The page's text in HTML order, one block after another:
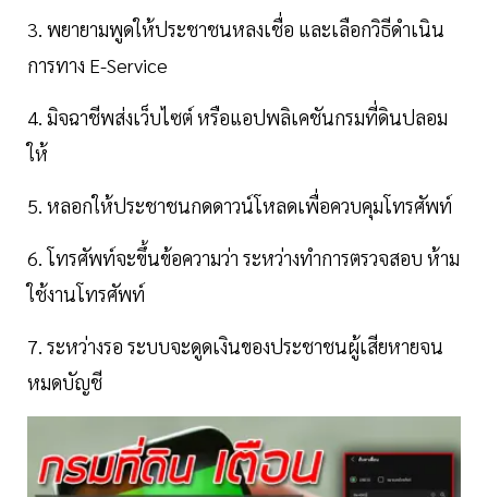
3. พยายามพูดให้ประชาชนหลงเชื่อ และเลือกวิธีดำเนิน
การทาง E-Service
4. มิจฉาชีพส่งเว็บไซต์ หรือแอปพลิเคชันกรมที่ดินปลอม
ให้
5. หลอกให้ประชาชนกดดาวน์โหลดเพื่อควบคุมโทรศัพท์
6. โทรศัพท์จะขึ้นข้อความว่า ระหว่างทำการตรวจสอบ ห้าม
ใช้งานโทรศัพท์
7. ระหว่างรอ ระบบจะดูดเงินของประชาชนผู้เสียหายจน
หมดบัญชี